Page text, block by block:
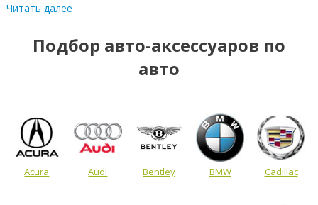
Читать далее
Подбор авто-аксессуаров по
авто
Acura Audi Bentley BMW Cadillac